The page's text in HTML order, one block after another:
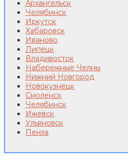
Архангельск
Челябинск
Иркутск
Хабаровск
Иваново
Липецк
Владивосток
Набережные Челны
Нижний Новгород
Новокузнецк
Смоленск
Челябинск
Ижевск
Ульяновск
Пенза